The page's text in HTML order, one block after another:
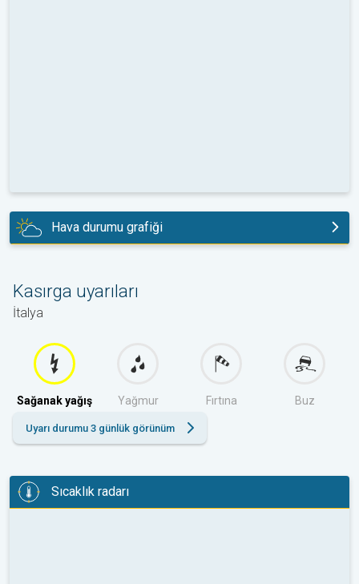
Hava durumu grafiği
Kasırga uyarıları
İtalya
Sağanak yağış Yağmur Fırtına Buz
Uyarı durumu 3 günlük görünüm
Sıcaklık radarı